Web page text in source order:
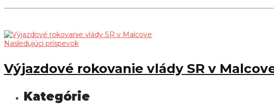
Nasledujúci príspevok
Výjazdové rokovanie vlády SR v